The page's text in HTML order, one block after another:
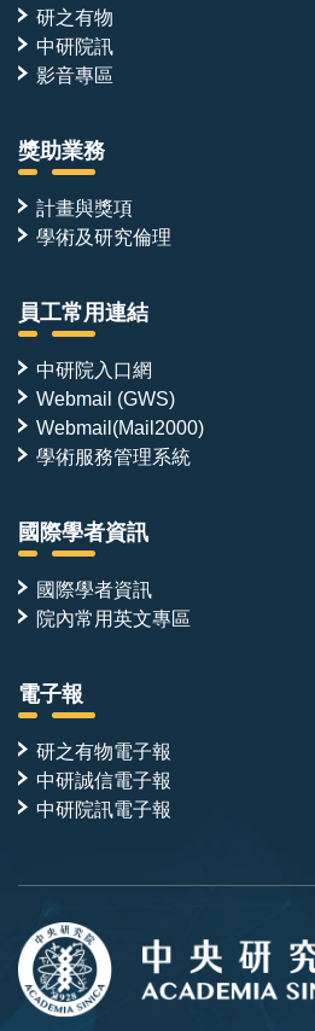
研之有物
中研院訊
影音專區
獎助業務
計畫與獎項
學術及研究倫理
員工常用連結
中研院入口網
Webmail (GWS)
Webmail(Mail2000)
學術服務管理系統
國際學者資訊
國際學者資訊
院內常用英文專區
電子報
研之有物電子報
中研誠信電子報
中研院訊電子報